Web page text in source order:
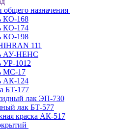
общего назначения
КО-168
КО-174
КО-198
111
АУ-НЕНС
УР-1012
МС-17
АК-124
БТ-177
лак ЭП-730
лак БТ-577
краска АК-517